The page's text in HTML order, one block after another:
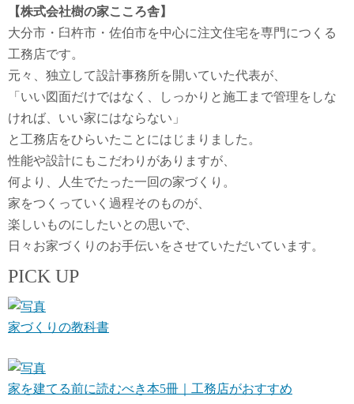
【株式会社樹の家こころ舎】
大分市・臼杵市・佐伯市を中心に注文住宅を専門につくる
工務店です。
元々、独立して設計事務所を開いていた代表が、
「いい図面だけではなく、しっかりと施工まで管理をしな
ければ、いい家にはならない」
と工務店をひらいたことにはじまりました。
性能や設計にもこだわりがありますが、
何より、人生でたった一回の家づくり。
家をつくっていく過程そのものが、
楽しいものにしたいとの思いで、
日々お家づくりのお手伝いをさせていただいています。
PICK UP
家づくりの教科書
家を建てる前に読むべき本5冊｜工務店がおすすめ